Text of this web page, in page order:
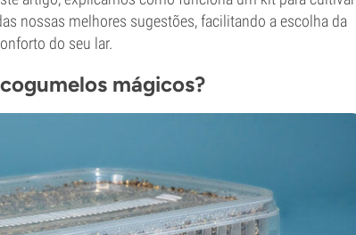
nossas melhores sugestões, facilitando a escolha da
do seu lar.
mágicos?